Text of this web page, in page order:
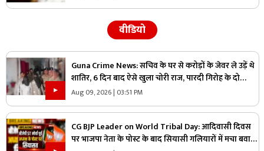
वीडियो
Guna Crime News: सचिव के घर से करोड़ों के जेवर ले उड़ें थे
शातिर, 6 दिन बाद ऐसे खुला चोरी राज, पारदी गिरोह के दो
आरोपी गिरफ्तार
Aug 09, 2026 | 03:51 PM
CG BJP Leader on World Tribal Day: आदिवासी दिवस
पर भाजपा नेता के पोस्ट के बाद सियासी गलियारों में मचा बवाल,